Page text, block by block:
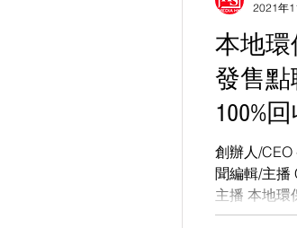
本地環
發售點
100%
創辦人/CEO
聞編輯/主播
主播 本地環
洲⾸間「綠
2021年